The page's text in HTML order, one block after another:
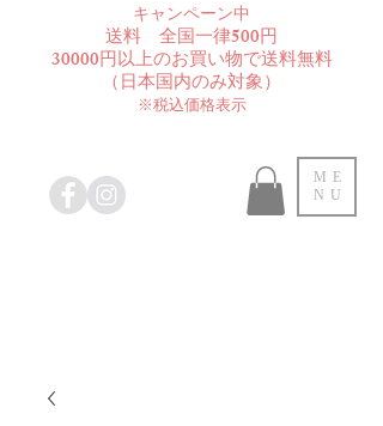
​キャンペーン中
送料 全国一律500円
30000円以上のお買い物で送料無料
​（日本国内のみ対象）
※税込価格表示
ME
NU